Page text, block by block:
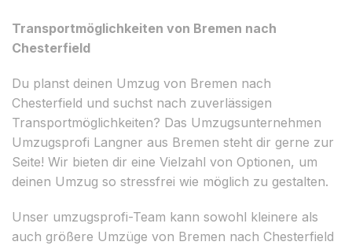
Transportmöglichkeiten von Bremen nach
Chesterfield
Du planst deinen Umzug von Bremen nach
Chesterfield und suchst nach zuverlässigen
Transportmöglichkeiten? Das Umzugsunternehmen
Umzugsprofi Langner aus Bremen steht dir gerne zur
Seite! Wir bieten dir eine Vielzahl von Optionen, um
deinen Umzug so stressfrei wie möglich zu gestalten.
Unser umzugsprofi-Team kann sowohl kleinere als
auch größere Umzüge von Bremen nach Chesterfield